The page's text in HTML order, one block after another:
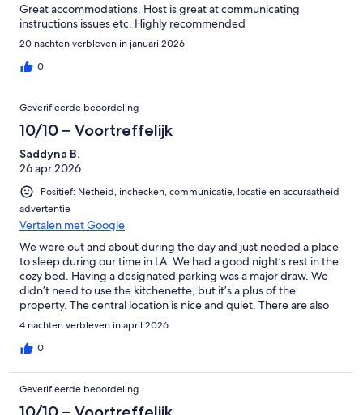
Great accommodations. Host is great at communicating
instructions issues etc. Highly recommended
20 nachten verbleven in januari 2026
0
Geverifieerde beoordeling
10/10 – Voortreffelijk
Saddyna B.
26 apr 2026
Positief: Netheid, inchecken, communicatie, locatie en accuraatheid
advertentie
Vertalen met Google
We were out and about during the day and just needed a place
to sleep during our time in LA. We had a good night’s rest in the
cozy bed. Having a designated parking was a major draw. We
didn’t need to use the kitchenette, but it’s a plus of the
property. The central location is nice and quiet. There are also
some yummy breakfast spots close by (Lost Parrot & Yang’s
Kitchen). Juan was a kind and responsive host who was quick to
reply. We would happily stay here again!
4 nachten verbleven in april 2026
0
Geverifieerde beoordeling